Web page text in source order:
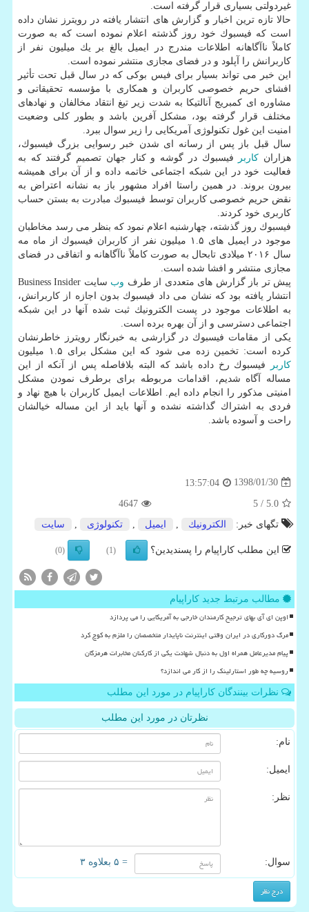
غیردولتی بسیاری قرار گرفته است.
حالا تازه ترین اخبار و گزارش های انتشار یافته در رویترز نشان داده
است كه فیسبوك خود روز گذشته اعلام نموده است كه به صورت
كاملاً ناآگاهانه اطلاعات مندرج در ایمیل بالغ بر یك میلیون نفر از
كاربرانش را آپلود و در فضای مجازی منتشر نموده است.
این خبر می تواند بسیار برای فیس بوكی كه در سال قبل تحت تأثیر
افشای حریم خصوصی كاربران و همكاری با مؤسسه تحقیقاتی و
مشاوره ای كمبریج آنالتیكا به شدت زیر تیغ انتقاد مخالفان و نهادهای
مختلف قرار گرفته بود، مشكل آفرین باشد و بطور كلی وضعیت
امنیت این غول تكنولوژی آمریكایی را زیر سوال ببرد.
سال قبل باز پس از رسانه ای شدن خبر رسوایی بزرگ فیسبوك،
هزاران كاربر
فیسبوك در گوشه و كنار جهان تصمیم گرفتند كه به
فعالیت خود در این شبكه اجتماعی خاتمه داده و از آن برای همیشه
بیرون بروند. در همین راستا افراد مشهور باز به نشانه اعتراض به
نقض حریم خصوصی كاربران توسط فیسبوك مبادرت به بستن حساب
كاربری خود كردند.
فیسبوك روز گذشته، چهارشنبه اعلام نمود كه بنظر می رسد مخاطبان
موجود در ایمیل های ۱.۵ میلیون نفر از كاربران فیسبوك از ماه مه
سال ۲۰۱۶ میلادی تابحال به صورت كاملاً ناآگاهانه و اتفاقی در فضای
مجازی منتشر و افشا شده است.
پیش تر باز گزارش های متعددی از طرف وب
سایت Business Insider
انتشار یافته بود كه نشان می داد فیسبوك بدون اجازه از كاربرانش،
به اطلاعات موجود در پست الكترونیك ثبت شده آنها در این شبكه
اجتماعی دسترسی و از آن بهره برده است.
یكی از مقامات فیسبوك در گزارشی به خبرنگار رویترز خاطرنشان
كرده است: تخمین زده می شود كه این مشكل برای ۱.۵ میلیون
كاربر
فیسبوك رخ داده باشد كه البته بلافاصله پس از آنكه از این
مساله آگاه شدیم، اقدامات مربوطه برای برطرف نمودن مشكل
امنیتی مذكور را انجام داده ایم. اطلاعات ایمیل كاربران با هیچ نهاد و
فردی به اشتراك گذاشته نشده و آنها باید از این مساله خیالشان
راحت و آسوده باشد.
1398/01/30
13:57:04
5.0
/ 5
4647
تگهای خبر:
الكترونیك ایمیل تكنولوژی سایت
این مطلب کاراپیام را پسندیدین؟ (1)
(0)
مطالب مرتبط جدید کاراپیام
اوپن ای آی بهای ترجیح کارمندان خارجی به آمریکایی را می پردازد
مرگ دورکاری در ایران وقتی اینترنت ناپایدار متخصصان را ملزم به کوچ کرد
پیام مدیرعامل همراه اول به دنبال شهادت یکی از کارکنان مخابرات هرمزگان
روسیه چه طور استارلینک را از کار می اندازد؟
نظرات بینندگان کاراپیام در مورد این مطلب
نظرتان در مورد این مطلب
نام:
ایمیل:
نظر:
سوال: = ۵ بعلاوه ۳